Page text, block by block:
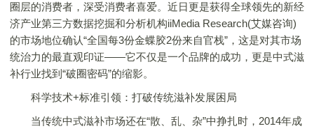
圈层的消费者，深受消费者喜爱。近日更是获得全球领先的新经
济产业第三方数据挖掘和分析机构iiMedia Research(艾媒咨询)
的市场地位确认“全国每3份金蝶胶2份来自官栈”，这是对其市场
统治力的最直观印证——它不仅是一个品牌的成功，更是中式滋
补行业找到“破圈密码”的缩影。
科学技术+标准引领：打破传统滋补发展困局
当传统中式滋补市场还在“散、乱、杂”中挣扎时，2014年成